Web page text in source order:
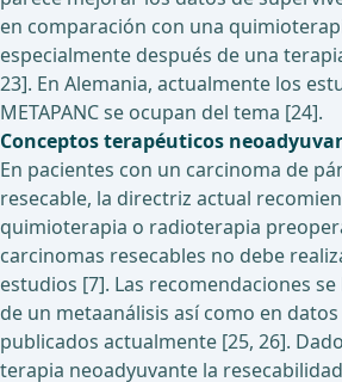
en comparación con una
especialmente después de una
23]. En Alemania, actualmente los
METAPANC se ocupan del tema [24].
Conceptos terapéuticos
En pacientes con un carcinoma de
resecable, la directriz actual
quimioterapia o radioterapia
carcinomas resecables no debe
estudios [7]. Las recomendaciones
de un metaanálisis así como en
publicados actualmente [25, 26].
terapia neoadyuvante la